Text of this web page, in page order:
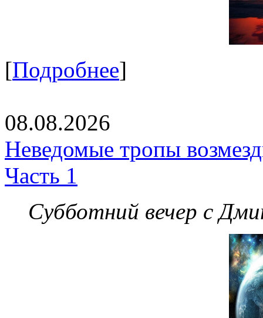
[Подробнее]
08.08.2026
Неведомые тропы
Часть 1
Субботний вечер с